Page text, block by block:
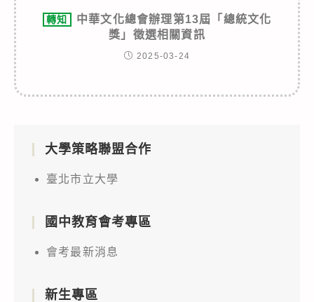
轉知
中華文化總會辦理第13屆「總統文化
獎」徵選相關資訊
2025-03-24
大學策略聯盟合作
臺北市立大學
國中教育會考專區
會考最新消息
新生專區